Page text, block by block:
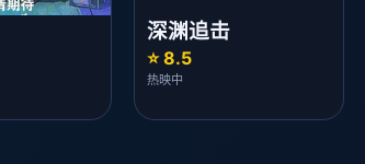
深渊追击
⭐ 8.5
热映中